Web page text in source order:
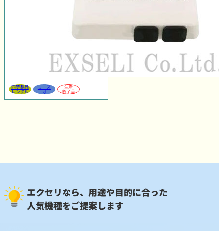
同等製品
レンタル
リース
可
生産
終了品
エクセリなら、用途や目的に合った
人気機種をご提案します